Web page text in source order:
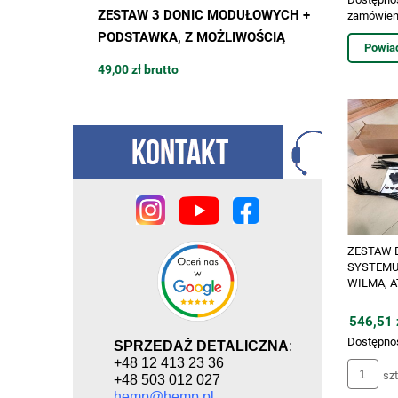
ZESTAW 3 DONIC MODUŁOWYCH +
PODSTAWKA, Z MOŻLIWOŚCIĄ
49,00 zł brutto
13L /
SPRZEDAŻ DETALICZNA:
+48 12 413 23 36
+48 503 012 027
ZESTAW
WILMA,
546,51